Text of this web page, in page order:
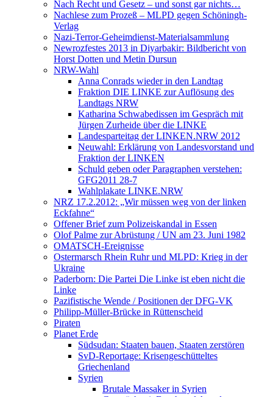
Nach Recht und Gesetz – und sonst gar nichts…
Nachlese zum Prozeß – MLPD gegen Schöningh-
Verlag
Nazi-Terror-Geheimdienst-Materialsammlung
Newrozfestes 2013 in Diyarbakir: Bildbericht von
Horst Dotten und Metin Dursun
NRW-Wahl
Anna Conrads wieder in den Landtag
Fraktion DIE LINKE zur Auflösung des
Landtags NRW
Katharina Schwabedissen im Gespräch mit
Jürgen Zurheide über die LINKE
Landesparteitag der LINKEN.NRW 2012
Neuwahl: Erklärung von Landesvorstand und
Fraktion der LINKEN
Schuld geben oder Paragraphen verstehen:
GFG2011 28-7
Wahlplakate LINKE.NRW
NRZ 17.2.2012: „Wir müssen weg von der linken
Eckfahne“
Offener Brief zum Polizeiskandal in Essen
Olof Palme zur Abrüstung / UN am 23. Juni 1982
OMATSCH-Ereignisse
Ostermarsch Rhein Ruhr und MLPD: Krieg in der
Ukraine
Paderborn: Die Partei Die Linke ist eben nicht die
Linke
Pazifistische Wende / Positionen der DFG-VK
Philipp-Müller-Brücke in Rüttenscheid
Piraten
Planet Erde
Südsudan: Staaten bauen, Staaten zerstören
SvD-Reportage: Krisengeschütteltes
Griechenland
Syrien
Brutale Massaker in Syrien